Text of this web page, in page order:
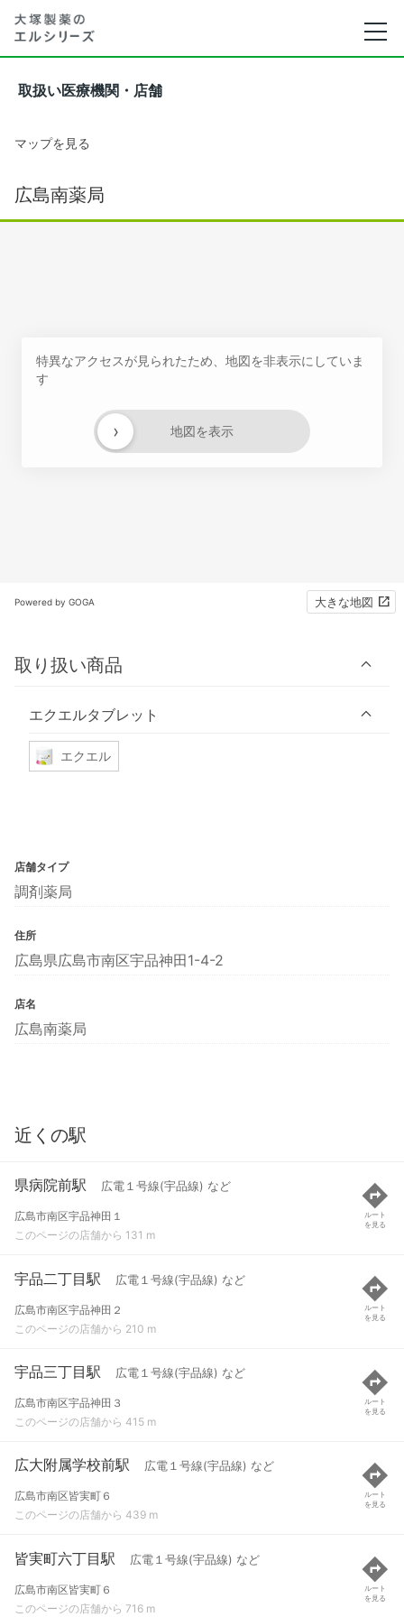
取扱い医療機関・店舗
マップを見る
広島南薬局
特異なアクセスが見られたため、地図を非表示にしていま
す
地図を表示
›
Powered by GOGA 大きな地図
取り扱い商品
エクエルタブレット
エクエル
店舗タイプ
調剤薬局
住所
広島県広島市南区宇品神田1-4-2
店名
広島南薬局
近くの駅
県病院前駅 広電１号線(宇品線) など
広島市南区宇品神田１
このページの店舗から 131 m
ルート
を見る
宇品二丁目駅 広電１号線(宇品線) など
広島市南区宇品神田２
このページの店舗から 210 m
ルート
を見る
宇品三丁目駅 広電１号線(宇品線) など
広島市南区宇品神田３
このページの店舗から 415 m
ルート
を見る
広大附属学校前駅 広電１号線(宇品線) など
広島市南区皆実町６
このページの店舗から 439 m
ルート
を見る
皆実町六丁目駅 広電１号線(宇品線) など
広島市南区皆実町６
このページの店舗から 716 m
ルート
を見る